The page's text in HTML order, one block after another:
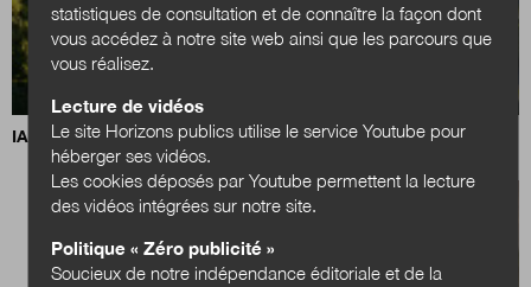
IA, data centers et territoires : quels choix pour demain ?
statistiques de consultation et de connaître la façon dont
vous accédez à notre site web ainsi que les parcours que
vous réalisez.
Lecture de vidéos
Le site Horizons publics utilise le service Youtube pour
héberger ses vidéos.
Les cookies déposés par Youtube permettent la lecture
des vidéos intégrées sur notre site.
Politique « Zéro publicité »
Soucieux de notre indépendance éditoriale et de la